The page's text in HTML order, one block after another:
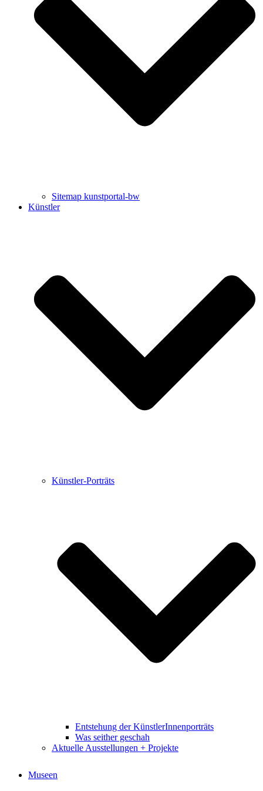
Uli Rothfuss
Harald Schwiers
Buchbesprechungen von Harald Schwiers
Haralds Streifzüge
Hörtipps von Harald Schwiers
Kunstausflüge mit Sigrid Balke
Marc Peschke – Out of The Länd
Buchtipps von Uli Rothfuss
Sitemap kunstportal-bw
Künstler
Künstler-Porträts
Entstehung der KünstlerInnenporträts
Was seither geschah
Aktuelle Ausstellungen + Projekte
Museen